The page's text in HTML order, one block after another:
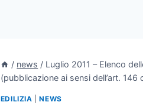
/ news / Luglio 2011 – Elenco
(pubblicazione ai sensi dell’art.
EDILIZIA |NEWS